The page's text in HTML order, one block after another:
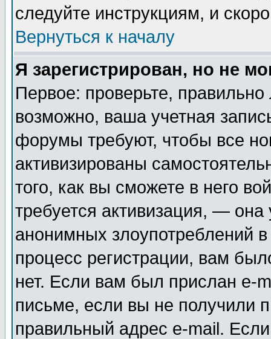
следуйте инструкциям, и
Вернуться к началу
Я зарегистрирован, но не
Первое: проверьте,
возможно, ваша учетная
форумы требуют, чтобы все
активизированы
того, как вы сможете в него
требуется активизация, —
анонимных злоупотреблений
процесс регистрации, вам
нет. Если вам был прислан e-
письме, если вы не получили
правильный адрес e-mail.